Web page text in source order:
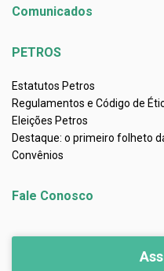
Comunicados
PETROS
Estatutos Petros
Regulamentos e Código de
Eleições Petros
Destaque: o primeiro folheto
Convênios
Fale Conosco